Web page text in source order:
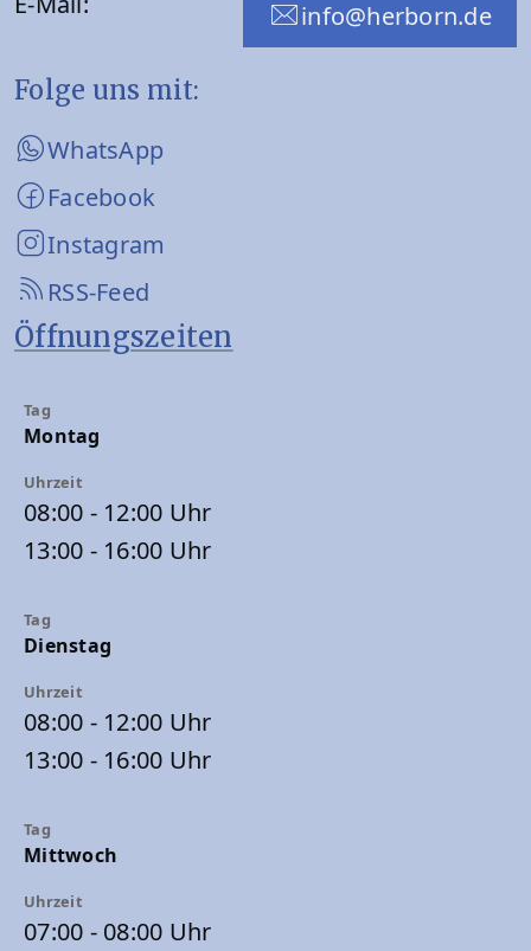
info@herborn.de
Folge uns mit:
WhatsApp
Facebook
Instagram
RSS-Feed
Öffnungszeiten
Montag
08:00 - 12:00 Uhr
13:00 - 16:00 Uhr
Dienstag
08:00 - 12:00 Uhr
13:00 - 16:00 Uhr
Mittwoch
07:00 - 08:00 Uhr